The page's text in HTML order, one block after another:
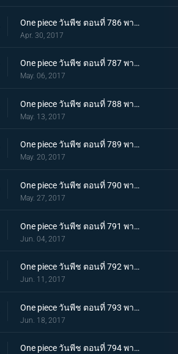
One piece วันพีช ตอนที่ 786 พากย์ไทย ท็อตโตะแลนด์ บิ๊กมัมปรากฏตัว
Apr. 30, 2017
One piece วันพีช ตอนที่ 787 พากย์ไทย ลูกสาวของสี่จักรพรรดิ พุดดิ้ง คู่หมั้นของซันจิ
May. 06, 2017
One piece วันพีช ตอนที่ 788 พากย์ไทย คลั่งสะท้านเมือง มัมผู้หิวกระหาย
May. 13, 2017
One piece วันพีช ตอนที่ 789 พากย์ไทย เมืองหลวงพินาศ บิ๊กมัมกับจินเบ
May. 20, 2017
One piece วันพีช ตอนที่ 790 พากย์ไทย ปราสาทของสี่จักรพรรดิ ถึงแล้วโฮลเค้กไอแลนด์
May. 27, 2017
One piece วันพีช ตอนที่ 791 พากย์ไทย ป่าของหวานพิลึก ลูฟี่ VS ลูฟี่
Jun. 04, 2017
One piece วันพีช ตอนที่ 792 พากย์ไทย นักฆ่าของหม่าม๊า ลูฟี่กับป่าพิศวง!
Jun. 11, 2017
One piece วันพีช ตอนที่ 793 พากย์ไทย ประเทศลอยทะเล จัดจ์ กษัตริย์แห่งเจอร์ม่า
Jun. 18, 2017
One piece วันพีช ตอนที่ 794 พากย์ไทย พ่อลูกปะทะกัน จัดจ์ VS ซันจิ